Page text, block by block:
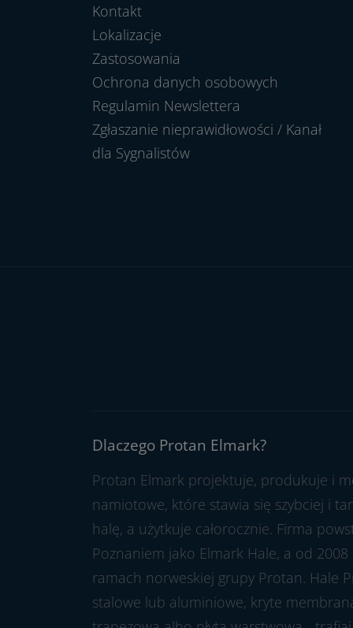
Kontakt
Lokalizacje
Zastosowania
Ochrona danych osobowych
Regulamin Newslettera
Zgłaszanie nieprawidłowości / Kanał
dla Sygnalistów
Dlaczego Protan Elmark?
Protan Elmark projektuje, produkuje i
namiotowe, które stawia się szybciej i
halę, a użytkuje całorocznie. Firma
Poznaniem jako Elmark Hale, a od 2008
ramach norweskiej grupy Protan. Hale
stalowe lub aluminiowe, kryte